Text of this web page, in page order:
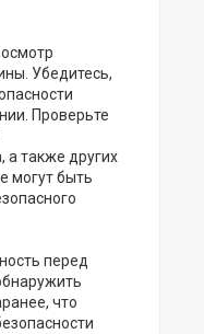
Убедитесь,
Проверьте
а также других
могут быть
перед
что